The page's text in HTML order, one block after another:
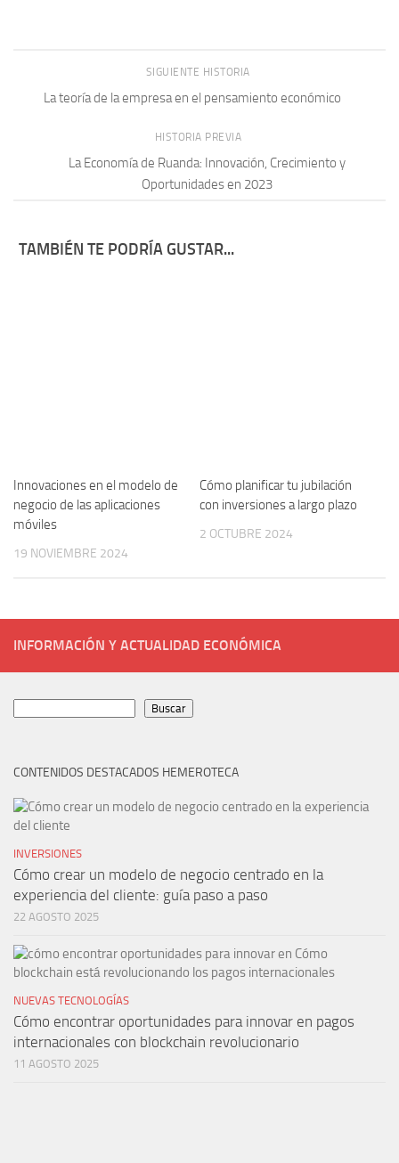
SIGUIENTE HISTORIA
La teoría de la empresa en el pensamiento económico
HISTORIA PREVIA
La Economía de Ruanda: Innovación, Crecimiento y
Oportunidades en 2023
TAMBIÉN TE PODRÍA GUSTAR...
Innovaciones en el modelo de
negocio de las aplicaciones
móviles
19 NOVIEMBRE 2024
Cómo planificar tu jubilación
con inversiones a largo plazo
2 OCTUBRE 2024
INFORMACIÓN Y ACTUALIDAD ECONÓMICA
Buscar
CONTENIDOS DESTACADOS HEMEROTECA
INVERSIONES
Cómo crear un modelo de negocio centrado en la
experiencia del cliente: guía paso a paso
22 AGOSTO 2025
NUEVAS TECNOLOGÍAS
Cómo encontrar oportunidades para innovar en pagos
internacionales con blockchain revolucionario
11 AGOSTO 2025